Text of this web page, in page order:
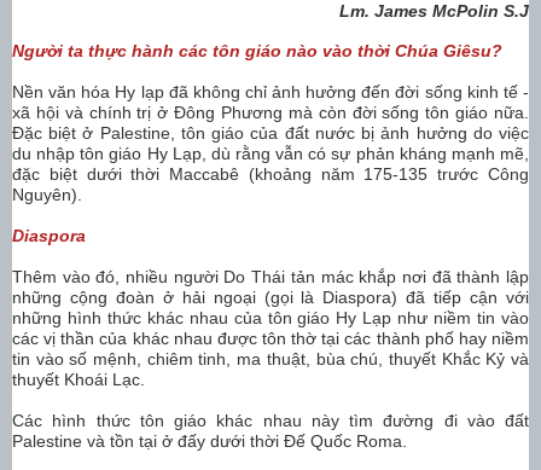
Lm. James McPolin S.J
Người ta thực hành các tôn giáo nào vào thời Chúa Giêsu?
Nền văn hóa Hy lạp đã không chỉ ảnh hưởng đến đời sống kinh tế -
xã hội và chính trị ở Đông Phương mà còn đời sống tôn giáo nữa.
Đặc biệt ở Palestine, tôn giáo của đất nước bị ảnh hưởng do việc
du nhập tôn giáo Hy Lạp, dù rằng vẫn có sự phản kháng mạnh mẽ,
đặc biệt dưới thời Maccabê (khoảng năm 175-135 trước Công
Nguyên).
Diaspora
Thêm vào đó, nhiều người Do Thái tản mác khắp nơi đã thành lập
những cộng đoàn ở hải ngoại (gọi là Diaspora) đã tiếp cận với
những hình thức khác nhau của tôn giáo Hy Lạp như niềm tin vào
các vị thần của khác nhau được tôn thờ tại các thành phố hay niềm
tin vào số mệnh, chiêm tinh, ma thuật, bùa chú, thuyết Khắc Kỷ và
thuyết Khoái Lạc.
Các hình thức tôn giáo khác nhau này tìm đường đi vào đất
Palestine và tồn tại ở đấy dưới thời Đế Quốc Roma.